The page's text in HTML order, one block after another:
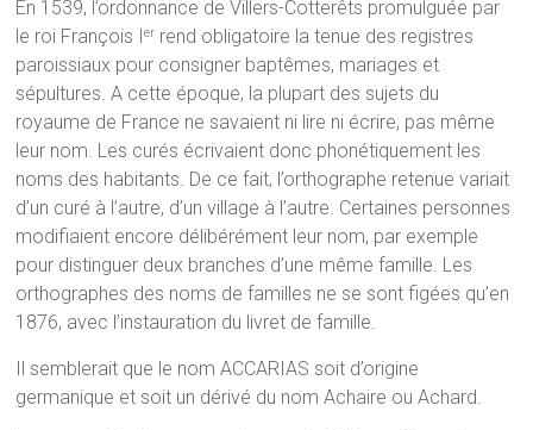
En 1539, l’ordonnance de Villers-Cotterêts promulguée par
le roi François Ier rend obligatoire la tenue des registres
paroissiaux pour consigner baptêmes, mariages et
sépultures. A cette époque, la plupart des sujets du
royaume de France ne savaient ni lire ni écrire, pas même
leur nom. Les curés écrivaient donc phonétiquement les
noms des habitants. De ce fait, l’orthographe retenue variait
d’un curé à l’autre, d’un village à l’autre. Certaines personnes
modifiaient encore délibérément leur nom, par exemple
pour distinguer deux branches d’une même famille. Les
orthographes des noms de familles ne se sont figées qu’en
1876, avec l’instauration du livret de famille.
Il semblerait que le nom ACCARIAS soit d’origine
germanique et soit un dérivé du nom Achaire ou Achard.